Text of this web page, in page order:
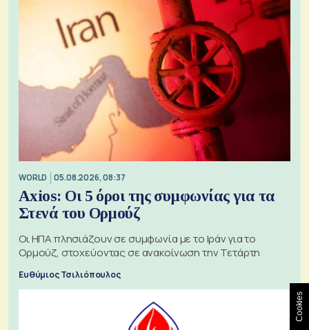
WORLD 05.08.2026, 08:37
Axios: Οι 5 όροι της συμφωνίας για τα
Στενά του Ορμούζ
Οι ΗΠΑ πλησιάζουν σε συμφωνία με το Ιράν για το
Ορμούζ, στοχεύοντας σε ανακοίνωση την Τετάρτη
Ευθύμιος Τσιλιόπουλος
Cookies